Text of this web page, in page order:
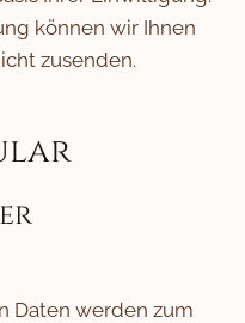
können wir Ihnen
zusenden.
Daten werden zum